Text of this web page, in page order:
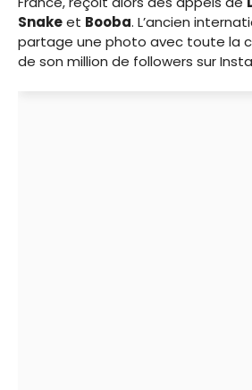
Snakeet Booba. L’ancien
partage une photo avec toute la
de son million de followers sur